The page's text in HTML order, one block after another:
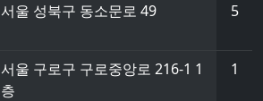
서울 성북구 동소문로 49 5
서울 구로구 구로중앙로 216-1 1
층
1